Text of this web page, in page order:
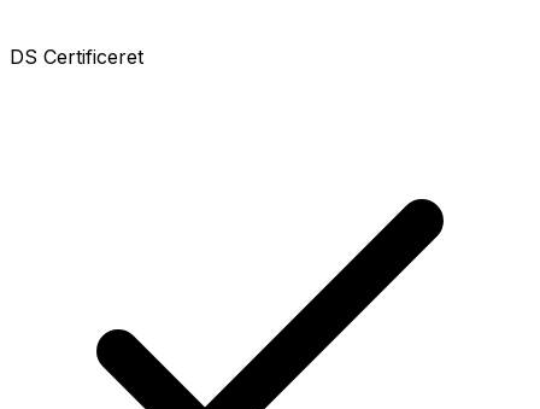
DS Certificeret